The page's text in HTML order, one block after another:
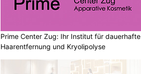
Prime Center Zug: Ihr Institut für dauerhafte
Haarentfernung und Kryolipolyse